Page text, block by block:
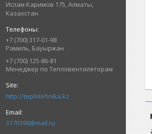
Ислам Каримов 175, Алматы,
Казахстан
+7 (700) 317-01-98
Рамиль, Бауыржан
+7 (700) 125-86-81
Менеджер по Тепловентиляторам
http://teplotehnika.kz
3170198@mail.ru